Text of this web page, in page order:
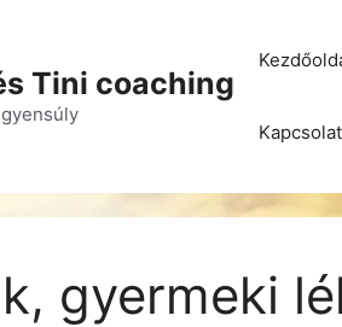
Tini coaching
Kapcsolat
gyermeki